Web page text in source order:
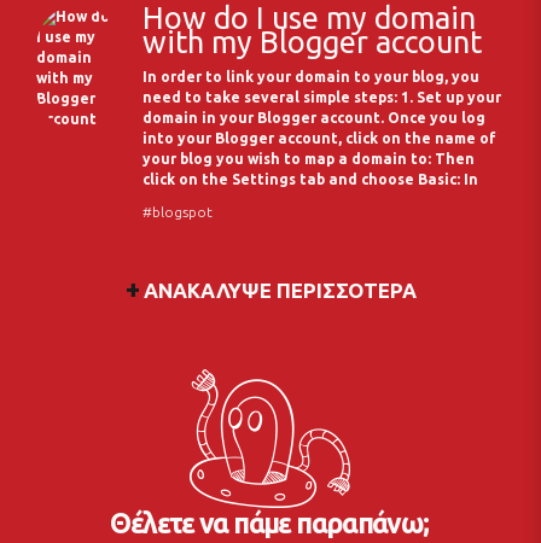
How do I use my domain
with my Blogger account
In order to link your domain to your blog, you
need to take several simple steps: 1. Set up your
domain in your Blogger account. Once you log
into your Blogger account, click on the name of
your blog you wish to map a domain to: Then
click on the Settings tab and choose Basic: In
#blogspot
ΑΝΑΚΆΛΥΨΕ ΠΕΡΙΣΣΌΤΕΡΑ
Θέλετε να πάμε παραπάνω;